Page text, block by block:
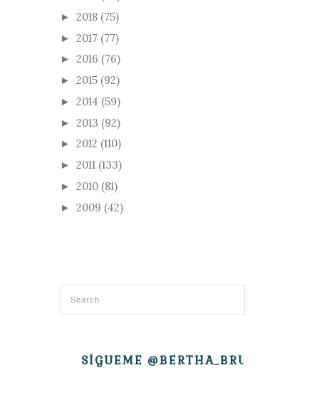
► 2018 (75)
► 2017 (77)
► 2016 (76)
► 2015 (92)
► 2014 (59)
► 2013 (92)
► 2012 (110)
► 2011 (133)
► 2010 (81)
► 2009 (42)
SÍGUEME @BERTHA_BRUJITA